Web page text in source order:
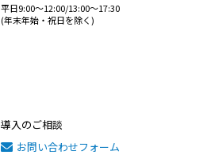
平日9:00～12:00/13:00～17:30
(年末年始・祝日を除く)
導入のご相談
お問い合わせフォーム